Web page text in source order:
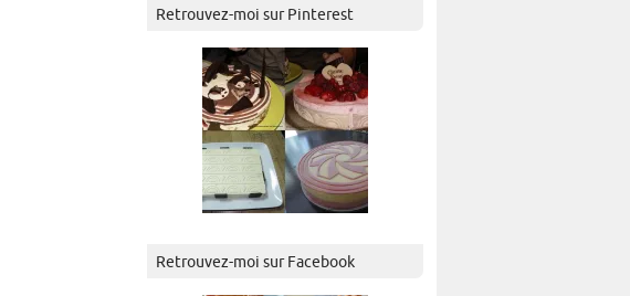
Retrouvez-moi sur Pinterest
Retrouvez-moi sur Facebook